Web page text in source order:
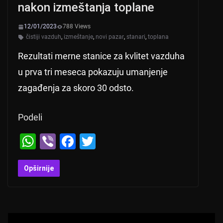
nakon izmeštanja toplane
12/01/2023
788 Views
čistiji vazduh, izmeštanje, novi pazar, stanari, toplana
Rezultati merne stanice za kvlitet vazduha
u prva tri meseca pokazuju umanjenje
zagađenja za skoro 30 odsto.
Podeli
W
h
at
Vi
b
er
F
Opširnije